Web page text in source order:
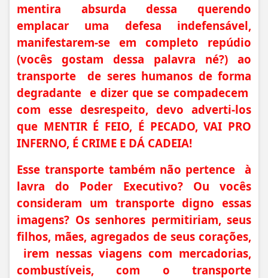
mentira absurda dessa querendo
emplacar uma defesa indefensável,
manifestarem-se em completo repúdio
(vocês gostam dessa palavra né?) ao
transporte de seres humanos de forma
degradante e dizer que se compadecem
com esse desrespeito, devo adverti-los
que MENTIR É FEIO, É PECADO, VAI PRO
INFERNO, É CRIME E DÁ CADEIA!
Esse transporte também não pertence à
lavra do Poder Executivo? Ou vocês
consideram um transporte digno essas
imagens? Os senhores permitiriam, seus
filhos, mães, agregados de seus corações,
irem nessas viagens com mercadorias,
combustíveis, com o transporte